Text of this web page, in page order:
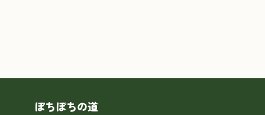
ぽちぽちの道